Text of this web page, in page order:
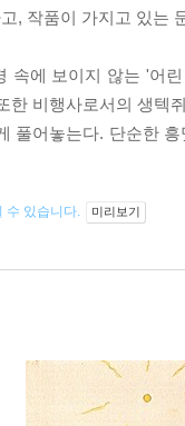
, 작품이 가지고 있는
속에 보이지 않는 '어
한 비행사로서의 생텍
풀어놓는다. 단순한
수 있습니다. 미리보기